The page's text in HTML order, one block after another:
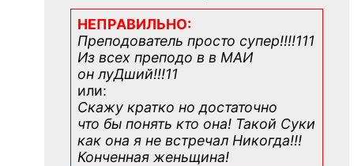
НЕПРАВИЛЬНО:
Преподователь просто супер!!!!111
Из всех преподо в в МАИ
он луДший!!!11
или:
Скажу кратко но достаточно
что бы понять кто она! Такой Суки
как она я не встречал Никогда!!!
Конченная женьщина!